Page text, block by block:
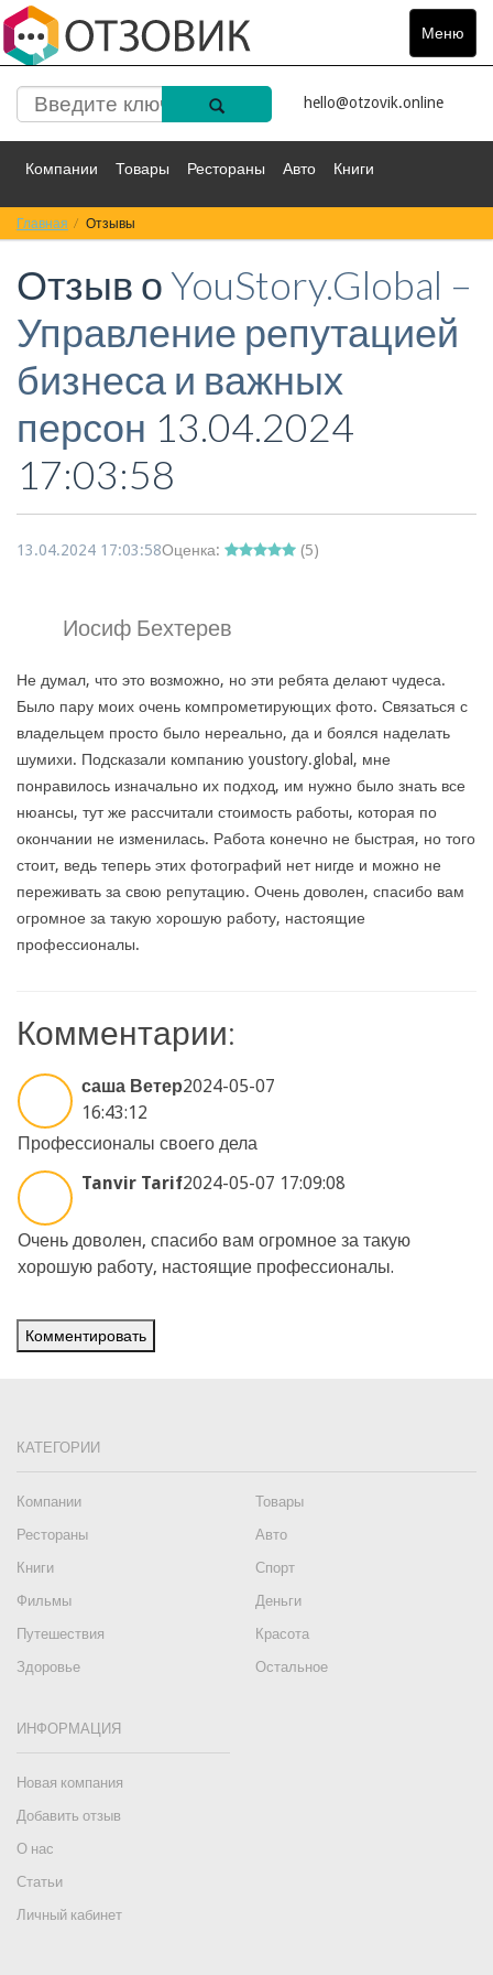
Меню
Toggle
hello@otzovik.online
Компании Товары Рестораны Авто Книги
Спорт Фильмы
Красота Здоровье Остальное
Главная Отзывы
Отзыв оYouStory.Global –
Управление репутацией
бизнеса и важных
персон 13.04.2024
17:03:58
13.04.2024 17:03:58Оценка: (5)
Иосиф Бехтерев
Не думал, что это возможно, но эти ребята делают чудеса.
Было пару моих очень компрометирующих фото. Связаться с
владельцем просто было нереально, да и боялся наделать
шумихи. Подсказали компанию youstory.global, мне
понравилось изначально их подход, им нужно было знать все
нюансы, тут же рассчитали стоимость работы, которая по
окончании не изменилась. Работа конечно не быстрая, но того
стоит, ведь теперь этих фотографий нет нигде и можно не
переживать за свою репутацию. Очень доволен, спасибо вам
огромное за такую хорошую работу, настоящие
профессионалы.
Комментарии:
саша Ветер2024-05-07
16:43:12
Профессионалы своего дела
Tanvir Tarif2024-05-07 17:09:08
Очень доволен, спасибо вам огромное за такую
хорошую работу, настоящие профессионалы.
Комментировать
КАТЕГОРИИ
Компании
Товары
Рестораны
Авто
Книги
Спорт
Фильмы
Деньги
Путешествия
Красота
Здоровье
Остальное
ИНФОРМАЦИЯ
Новая компания
Добавить отзыв
О нас
Статьи
Личный кабинет